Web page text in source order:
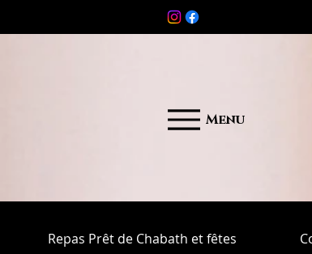
Menu
Repas Prêt de Chabath et fêtes